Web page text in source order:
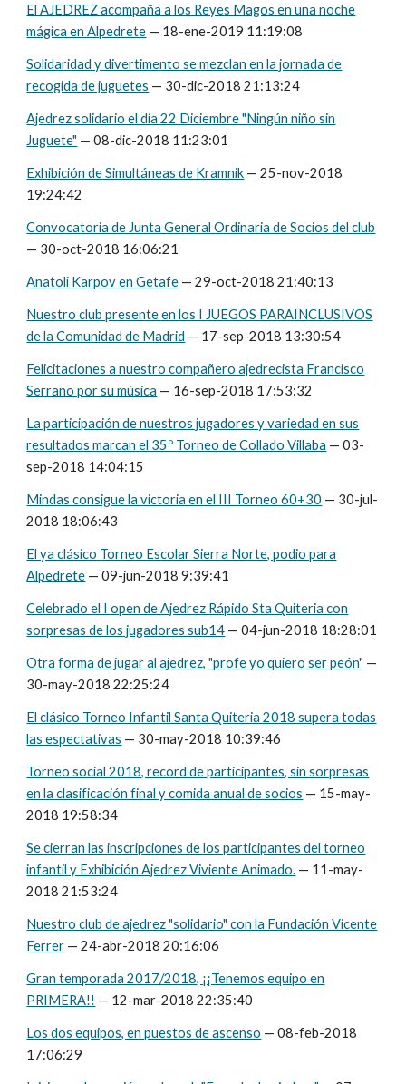
El AJEDREZ acompaña a los Reyes Magos en una noche
mágica en Alpedrete — 18-ene-2019 11:19:08
Solidaridad y divertimento se mezclan en la jornada de
recogida de juguetes — 30-dic-2018 21:13:24
Ajedrez solidario el día 22 Diciembre "Ningún niño sin
Juguete" — 08-dic-2018 11:23:01
Exhibición de Simultáneas de Kramnik — 25-nov-2018
19:24:42
Convocatoria de Junta General Ordinaria de Socios del club
— 30-oct-2018 16:06:21
Anatoli Karpov en Getafe — 29-oct-2018 21:40:13
Nuestro club presente en los I JUEGOS PARAINCLUSIVOS
de la Comunidad de Madrid — 17-sep-2018 13:30:54
Felicitaciones a nuestro compañero ajedrecista Francisco
Serrano por su música — 16-sep-2018 17:53:32
La participación de nuestros jugadores y variedad en sus
resultados marcan el 35º Torneo de Collado Villaba — 03-
sep-2018 14:04:15
Mindas consigue la victoria en el III Torneo 60+30 — 30-jul-
2018 18:06:43
El ya clásico Torneo Escolar Sierra Norte, podio para
Alpedrete — 09-jun-2018 9:39:41
Celebrado el I open de Ajedrez Rápido Sta Quiteria con
sorpresas de los jugadores sub14 — 04-jun-2018 18:28:01
Otra forma de jugar al ajedrez, "profe yo quiero ser peón" —
30-may-2018 22:25:24
El clásico Torneo Infantil Santa Quiteria 2018 supera todas
las espectativas — 30-may-2018 10:39:46
Torneo social 2018, record de participantes, sin sorpresas
en la clasificación final y comida anual de socios — 15-may-
2018 19:58:34
Se cierran las inscripciones de los participantes del torneo
infantil y Exhibición Ajedrez Viviente Animado. — 11-may-
2018 21:53:24
Nuestro club de ajedrez "solidario" con la Fundación Vicente
Ferrer — 24-abr-2018 20:16:06
Gran temporada 2017/2018, ¡¡Tenemos equipo en
PRIMERA!! — 12-mar-2018 22:35:40
Los dos equipos, en puestos de ascenso — 08-feb-2018
17:06:29